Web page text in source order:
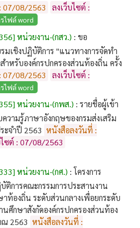
07/08/2563
ลงเว็บไซต์ :
ไฟล์ word
หน่วยงาน-(กสว.) : ขอ
มเชิงปฏิบัติการ "แนวทางการจัดทำ
ำหรับองค์กรปกครองส่วนท้องถิ่น ครั้ง
07/08/2563
ลงเว็บไซต์ :
ไฟล์ word
หน่วยงาน-(กพส.) : รายชื่อผู้เข้า
วามรู้ภาษาอังกฤษของกรมส่งเสริม
ะจำปี 2563 หนังสือลงวันที่ :
ไซต์ : 07/08/2563
หน่วยงาน-(กศ.) : โครงการ
ติการคณะกรรมการประสานงาน
าท้องถิ่น ระดับส่วนกลางเพื่อยกระดับ
ศึกษาสังกัดองค์กรปกครองส่วนท้อง
2563 หนังสือลงวันที่ :